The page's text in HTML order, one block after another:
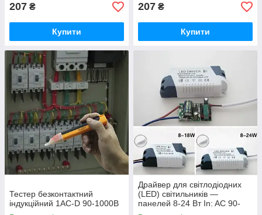
207 ₴
Купити
207 ₴
Купити
Тестер безконтактний
індукційний 1AC-D 90-1000В
Драйвер для світлодіодних
(LED) світильників —
панелей 8-24 Вт In: AC 90-
265V Out: DC24-86V 280mA